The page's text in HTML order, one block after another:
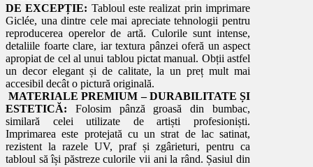
DE EXCEPȚIE: Tabloul este realizat prin imprimare
Giclée, una dintre cele mai apreciate tehnologii pentru
reproducerea operelor de artă. Culorile sunt intense,
detaliile foarte clare, iar textura pânzei oferă un aspect
apropiat de cel al unui tablou pictat manual. Obții astfel
un decor elegant și de calitate, la un preț mult mai
accesibil decât o pictură originală.
MATERIALE PREMIUM – DURABILITATE ȘI
ESTETICĂ: Folosim pânză groasă din bumbac,
similară celei utilizate de artiști profesioniști.
Imprimarea este protejată cu un strat de lac satinat,
rezistent la razele UV, praf și zgârieturi, pentru ca
tabloul să își păstreze culorile vii ani la rând. Șasiul din